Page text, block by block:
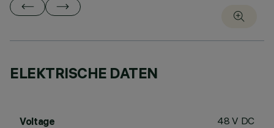
ELEKTRISCHE DATEN
Voltage 48 V DC